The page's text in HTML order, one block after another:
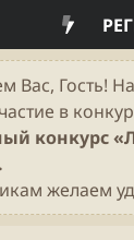
Вас, Гость!
в
конкурс
желаем